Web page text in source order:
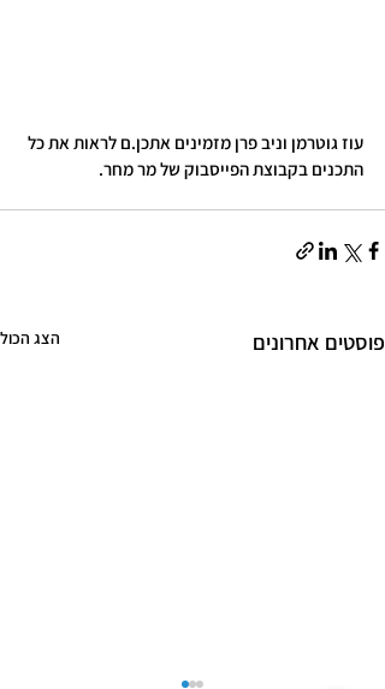
עוז גוטרמן וניב פרן מזמינים אתכן.ם לראות את כל
התכנים בקבוצת הפייסבוק של מר מחר.
פוסטים אחרונים הצג הכול